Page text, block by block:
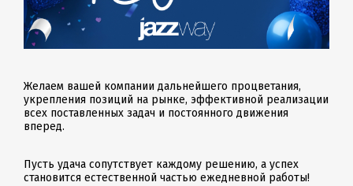
Желаем вашей компании дальнейшего процветания,
укрепления позиций на рынке, эффективной реализации
всех поставленных задач и постоянного движения
вперед.
Пусть удача сопутствует каждому решению, а успех
становится естественной частью ежедневной работы!